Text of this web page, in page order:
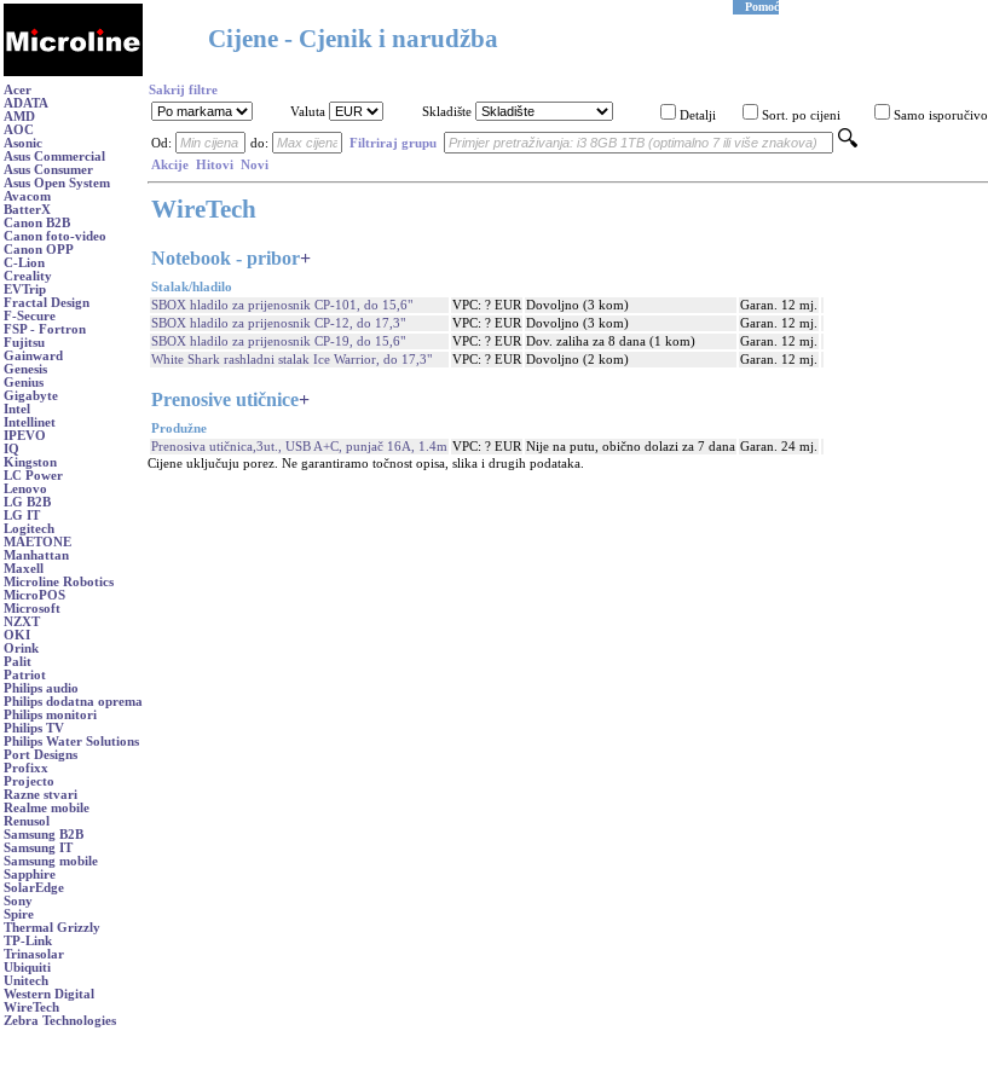
Cijene - Cjenik i narudžba
Pomoć
Acer
ADATA
AMD
AOC
Asonic
Asus Commercial
Asus Consumer
Asus Open System
Avacom
BatterX
Canon B2B
Canon foto-video
Canon OPP
C-Lion
Creality
EVTrip
Fractal Design
F-Secure
FSP - Fortron
Fujitsu
Gainward
Genesis
Genius
Gigabyte
Intel
Intellinet
IPEVO
IQ
Kingston
LC Power
Lenovo
LG B2B
LG IT
Logitech
MAETONE
Manhattan
Maxell
Microline Robotics
MicroPOS
Microsoft
NZXT
OKI
Orink
Palit
Patriot
Philips audio
Philips dodatna oprema
Philips monitori
Philips TV
Philips Water Solutions
Port Designs
Profixx
Projecto
Razne stvari
Realme mobile
Renusol
Samsung B2B
Samsung IT
Samsung mobile
Sapphire
SolarEdge
Sony
Spire
Thermal Grizzly
TP-Link
Trinasolar
Ubiquiti
Unitech
Western Digital
WireTech
Zebra Technologies
Sakrij filtre
Valuta
Skladište Detalji Sort. po cijeni Samo isporučivo
Od: do:
Filtriraj grupu
Akcije Hitovi Novi
WireTech
Notebook - pribor+
Stalak/hladilo
SBOX hladilo za prijenosnik CP-101, do 15,6"
VPC: ? EUR Dovoljno (3 kom)
Garan. 12 mj.
SBOX hladilo za prijenosnik CP-12, do 17,3"
VPC: ? EUR Dovoljno (3 kom)
Garan. 12 mj.
SBOX hladilo za prijenosnik CP-19, do 15,6"
VPC: ? EUR Dov. zaliha za 8 dana (1 kom)
Garan. 12 mj.
White Shark rashladni stalak Ice Warrior, do 17,3"
VPC: ? EUR Dovoljno (2 kom) Garan. 12 mj.
Prenosive utičnice+
Produžne
Prenosiva utičnica,3ut., USB A+C, punjač 16A, 1.4m VPC: ? EUR Nije na putu, obično dolazi za 7 dana Garan. 24 mj.
Cijene uključuju porez. Ne garantiramo točnost opisa, slika i drugih podataka.